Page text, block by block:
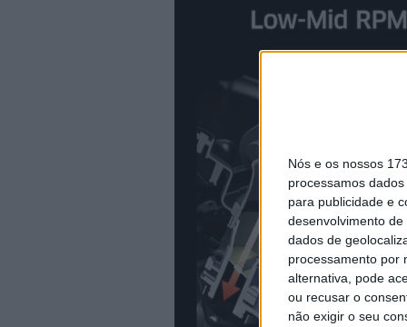
Nós e os nossos
processamos
para publicidade e
desenvolvimento de
dados de
processamento por
alternativa, pode
ou recusar o
não exigir o seu